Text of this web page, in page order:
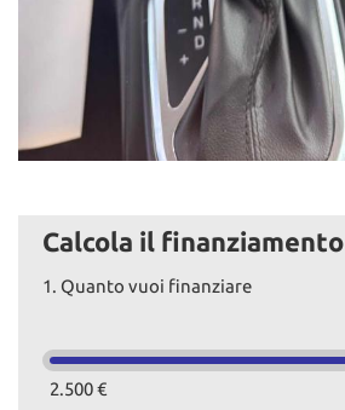
Calcola il finanziamento
1. Quanto vuoi finanziare
2.500 €